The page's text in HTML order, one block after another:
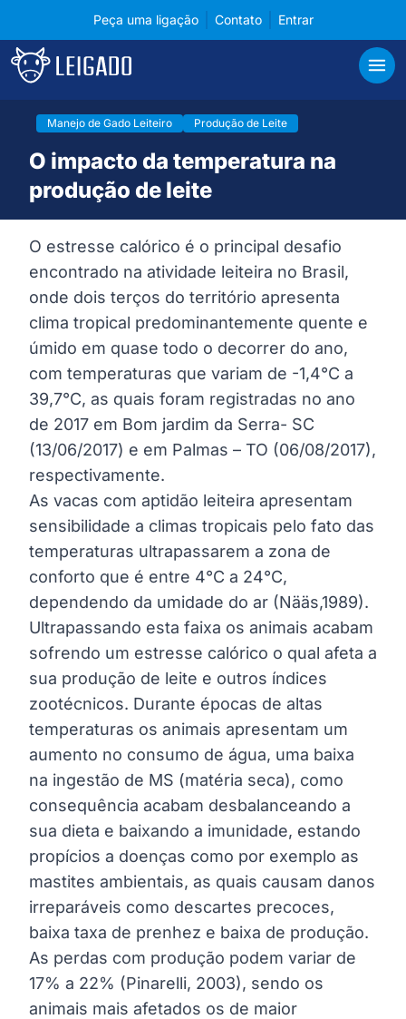
Cases de tecnologia em gerenciamento para
Peça uma ligação Contato Entrar
Leigado
Manejo de Gado Leiteiro Produção de Leite
O impacto da temperatura na
produção de leite
O estresse calórico é o principal desafio
encontrado na atividade leiteira no Brasil,
onde dois terços do território apresenta
clima tropical predominantemente quente e
úmido em quase todo o decorrer do ano,
com temperaturas que variam de -1,4°C a
39,7°C, as quais foram registradas no ano
de 2017 em Bom jardim da Serra- SC
(13/06/2017) e em Palmas – TO (06/08/2017),
respectivamente.
As vacas com aptidão leiteira apresentam
sensibilidade a climas tropicais pelo fato das
temperaturas ultrapassarem a zona de
conforto que é entre 4°C a 24°C,
dependendo da umidade do ar (Nääs,1989).
Ultrapassando esta faixa os animais acabam
sofrendo um estresse calórico o qual afeta a
sua produção de leite e outros índices
zootécnicos. Durante épocas de altas
temperaturas os animais apresentam um
aumento no consumo de água, uma baixa
na ingestão de MS (matéria seca), como
consequência acabam desbalanceando a
sua dieta e baixando a imunidade, estando
propícios a doenças como por exemplo as
mastites ambientais, as quais causam danos
irreparáveis como descartes precoces,
baixa taxa de prenhez e baixa de produção.
As perdas com produção podem variar de
17% a 22% (Pinarelli, 2003), sendo os
animais mais afetados os de maior